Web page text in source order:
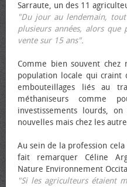
Sarraute, un des 11
"Du jour au lendemain,
plusieurs années, alors
vente sur 15 ans".
Comme bien souvent
population locale qui craint
embouteillages liés au
méthaniseurs comme
investissements lourds,
nouvelles mais chez les
Au sein de la profession
fait remarquer Céline
Nature Environnement
"Si les agriculteurs étaient